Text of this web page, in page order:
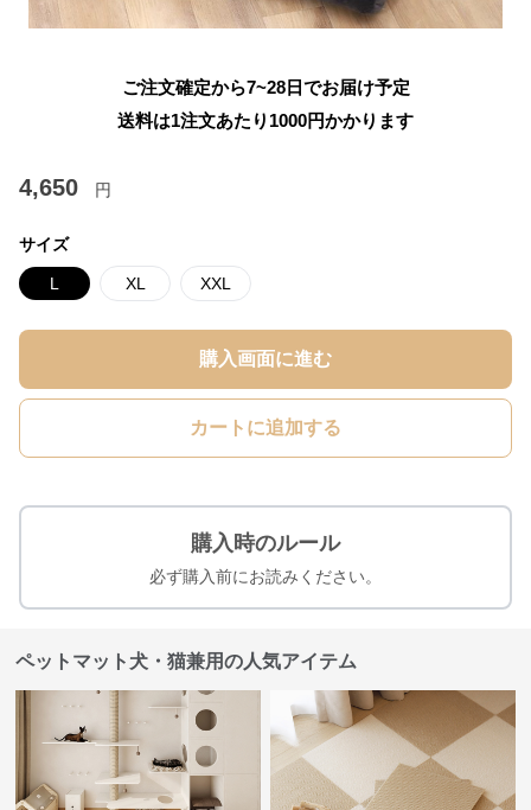
ご注文確定から7~28日でお届け予定
送料は1注文あたり 1000円かかります
4,650 円
サイズ
L XL XXL
購入画面に進む
カートに追加する
購入時のルール
必ず購入前にお読みください。
ペットマット犬・猫兼用の人気アイテム